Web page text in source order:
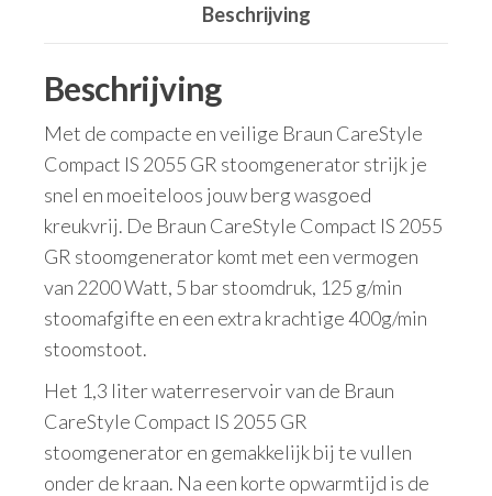
Beschrijving
Beschrijving
Met de compacte en veilige Braun CareStyle
Compact IS 2055 GR stoomgenerator strijk je
snel en moeiteloos jouw berg wasgoed
kreukvrij. De Braun CareStyle Compact IS 2055
GR stoomgenerator komt met een vermogen
van 2200 Watt, 5 bar stoomdruk, 125 g/min
stoomafgifte en een extra krachtige 400g/min
stoomstoot.
Het 1,3 liter waterreservoir van de Braun
CareStyle Compact IS 2055 GR
stoomgenerator en gemakkelijk bij te vullen
onder de kraan. Na een korte opwarmtijd is de